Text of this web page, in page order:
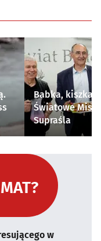
Babka, kiszka i
Światowe
Supraśla
w